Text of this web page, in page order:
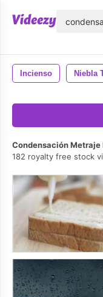
Incienso Niebla
Condensación Metraje
182 royalty free stock